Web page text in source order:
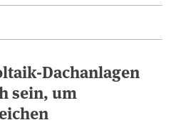
Dachanlagen
sein, um